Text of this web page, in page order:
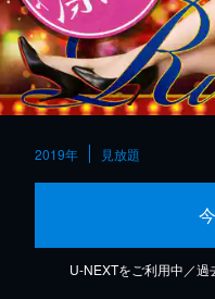
2019年 見放題
U-NEXTをご利用中／